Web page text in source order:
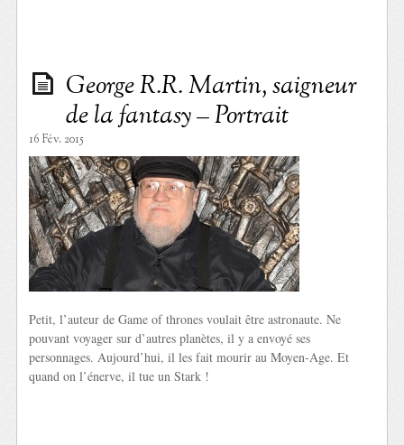
George R.R. Martin, saigneur
de la fantasy – Portrait
16 Fév. 2015
Petit, l’auteur de Game of thrones voulait être astronaute. Ne
pouvant voyager sur d’autres planètes, il y a envoyé ses
personnages. Aujourd’hui, il les fait mourir au Moyen-Age. Et
quand on l’énerve, il tue un Stark !